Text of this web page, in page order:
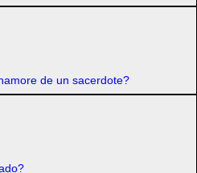
de un sacerdote?